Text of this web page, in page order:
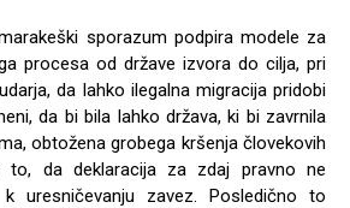
sporazum podpira modele za
procesa od države izvora do cilja, pri
da lahko ilegalna migracija pridobi
da bi bila lahko država, ki bi zavrnila
obtožena grobega kršenja človekovih
to, da deklaracija za zdaj pravno ne
uresničevanju zavez. Posledično to